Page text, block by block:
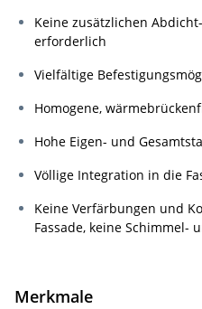
Keine zusätzlichen
erforderlich
Vielfältige
Homogene,
Hohe Eigen- und
Völlige Integration in die
Keine Verfärbungen und
Fassade, keine Schimmel-
Merkmale